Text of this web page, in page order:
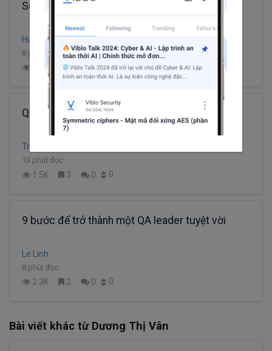
Sự khác nhau giữa QA và QC ( Tester)
HuyenCham
8 phút đọc
14.2K 4 0 1
QA trong mô hình Agile
Tran Thi Minh Thuy
13 phút đọc
1.5K 3 0 0
9 bước để trở thành một QA leader tuyệt vời
Le Linh
8 phút đọc
2.3K 2 0 0
Bài viết khác từ Dương Thị Vân